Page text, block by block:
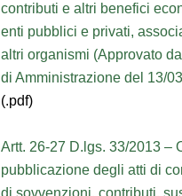
contributi e altri benefici
enti pubblici e privati,
altri organismi (Approvato
di Amministrazione del 13/
(.pdf)
Artt. 26-27 D.lgs. 33/2013 –
pubblicazione degli atti di
di sovvenzioni, contributi,